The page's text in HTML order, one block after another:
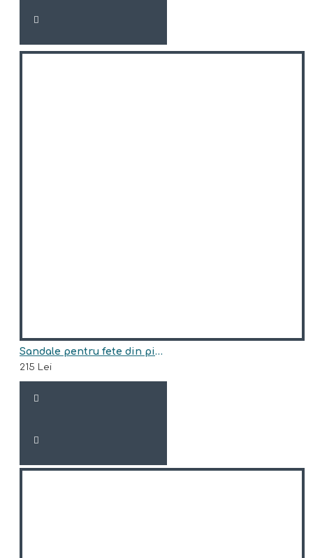
Sandale pentru fete din piele naturala model DIWA
215 Lei